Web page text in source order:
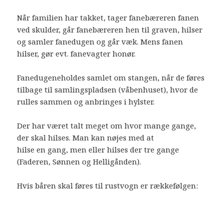
Når familien har takket, tager fanebæreren fanen
ved skulder, går fanebæreren hen til graven, hilser
og samler fanedugen og går væk. Mens fanen
hilser, gør evt. fanevagter honør.
Fanedugeneholdes samlet om stangen, når de føres
tilbage til samlingspladsen (våbenhuset), hvor de
rulles sammen og anbringes i hylster.
Der har været talt meget om hvor mange gange,
der skal hilses. Man kan nøjes med at
hilse en gang, men eller hilses der tre gange
(Faderen, Sønnen og Helligånden).
Hvis båren skal føres til rustvogn er rækkefølgen: